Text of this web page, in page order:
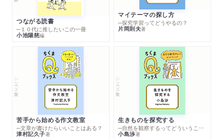
つながる読書
─１０代に推したいこの一冊
小池陽慈編
マイテーマの探し方
─探究学習ってどうやるの？
片岡則夫著
シリーズ・全集
苦手から始める作文教室
─文章が書けたらいいことはある？
津村記久子著
シリーズ・全集
生きものを探究する
─自然を観察するってどういうこと？
小島渉著